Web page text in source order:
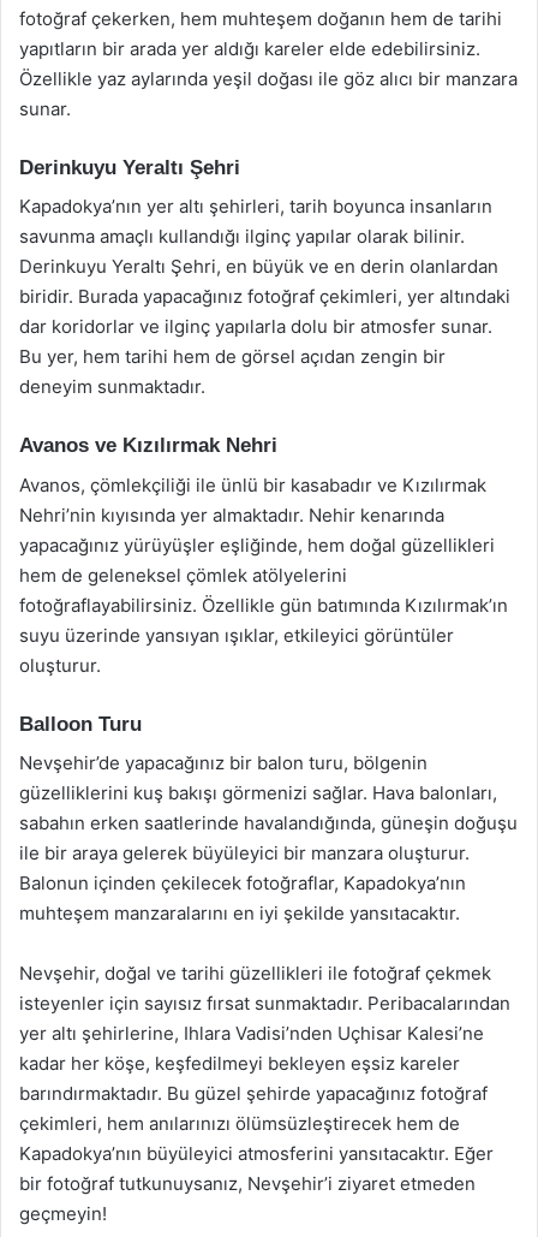
fotoğraf çekerken, hem muhteşem doğanın hem de tarihi
yapıtların bir arada yer aldığı kareler elde edebilirsiniz.
Özellikle yaz aylarında yeşil doğası ile göz alıcı bir manzara
sunar.
Derinkuyu Yeraltı Şehri
Kapadokya’nın yer altı şehirleri, tarih boyunca insanların
savunma amaçlı kullandığı ilginç yapılar olarak bilinir.
Derinkuyu Yeraltı Şehri, en büyük ve en derin olanlardan
biridir. Burada yapacağınız fotoğraf çekimleri, yer altındaki
dar koridorlar ve ilginç yapılarla dolu bir atmosfer sunar.
Bu yer, hem tarihi hem de görsel açıdan zengin bir
deneyim sunmaktadır.
Avanos ve Kızılırmak Nehri
Avanos, çömlekçiliği ile ünlü bir kasabadır ve Kızılırmak
Nehri’nin kıyısında yer almaktadır. Nehir kenarında
yapacağınız yürüyüşler eşliğinde, hem doğal güzellikleri
hem de geleneksel çömlek atölyelerini
fotoğraflayabilirsiniz. Özellikle gün batımında Kızılırmak’ın
suyu üzerinde yansıyan ışıklar, etkileyici görüntüler
oluşturur.
Balloon Turu
Nevşehir’de yapacağınız bir balon turu, bölgenin
güzelliklerini kuş bakışı görmenizi sağlar. Hava balonları,
sabahın erken saatlerinde havalandığında, güneşin doğuşu
ile bir araya gelerek büyüleyici bir manzara oluşturur.
Balonun içinden çekilecek fotoğraflar, Kapadokya’nın
muhteşem manzaralarını en iyi şekilde yansıtacaktır.
Nevşehir, doğal ve tarihi güzellikleri ile fotoğraf çekmek
isteyenler için sayısız fırsat sunmaktadır. Peribacalarından
yer altı şehirlerine, Ihlara Vadisi’nden Uçhisar Kalesi’ne
kadar her köşe, keşfedilmeyi bekleyen eşsiz kareler
barındırmaktadır. Bu güzel şehirde yapacağınız fotoğraf
çekimleri, hem anılarınızı ölümsüzleştirecek hem de
Kapadokya’nın büyüleyici atmosferini yansıtacaktır. Eğer
bir fotoğraf tutkunuysanız, Nevşehir’i ziyaret etmeden
geçmeyin!